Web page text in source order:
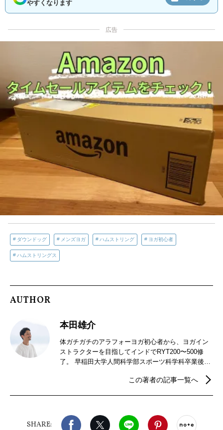
やすくなります
広告
ダウンドッグ メンズヨガ ハムストリング ヨガ初心者
ハムストリングス
AUTHOR
本田雄介
体ガチガチのアラフォーヨガ初心者から、ヨガイン
ストラクターを目指してインドでRYT200〜500修
了。 早稲田大学人間科学部スポーツ科学科卒業後、
さとは？」「人生の意義とは？」と考え始める。ヨ
に。
この著者の記事一覧へ
SHARE:
Facebook X（旧twitter）
LINE Pinterest